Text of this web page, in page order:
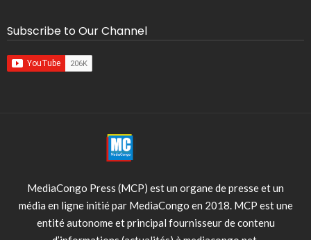
Subscribe to Our Channel
MediaCongo Press (MCP) est un organe de presse et un
média en ligne initié par MediaCongo en 2018. MCP est une
entité autonome et principal fournisseur de contenu